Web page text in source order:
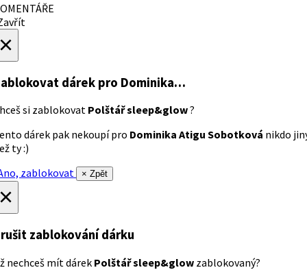
dárek pro Dominika…
si zablokovat Polštář sleep&glow?
dárek pak nekoupí pro Dominika Atigu Sobotková nikdo
ty :)
zablokovat
× Zpět
zablokování dárku
nechceš mít dárek Polštář sleep&glow zablokovaný?